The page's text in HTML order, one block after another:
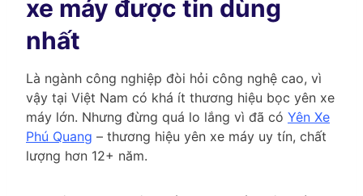
xe máy được tin dùng
nhất
Là ngành công nghiệp đòi hỏi công nghệ cao, vì
vậy tại Việt Nam có khá ít thương hiệu bọc yên xe
máy lớn. Nhưng đừng quá lo lắng vì đã có Yên Xe
Phú Quang – thương hiệu yên xe máy uy tín, chất
lượng hơn 12+ năm.